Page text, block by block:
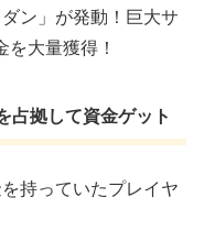
ン」が発動！巨大サ
大量獲得！
占拠して資金ゲット
持っていたプレイヤ